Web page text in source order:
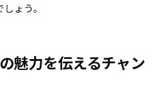
ょう。
魅力を伝えるチャン